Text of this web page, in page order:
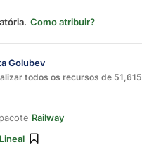
Como atribuir?
Golubev
todos os recursos de 51,615
Railway